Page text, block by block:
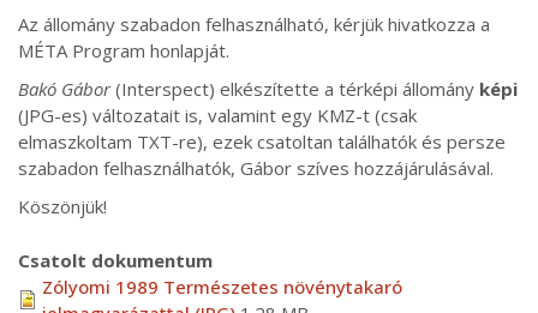
Az állomány szabadon felhasználható, kérjük hivatkozza a
MÉTA Program honlapját.
Bakó Gábor(Interspect) elkészítette a térképi állomány képi
(JPG-es) változatait is, valamint egy KMZ-t (csak
elmaszkoltam TXT-re), ezek csatoltan találhatók és persze
szabadon felhasználhatók, Gábor szíves hozzájárulásával.
Köszönjük!
Csatolt dokumentum
Zólyomi 1989 Természetes növénytakaró